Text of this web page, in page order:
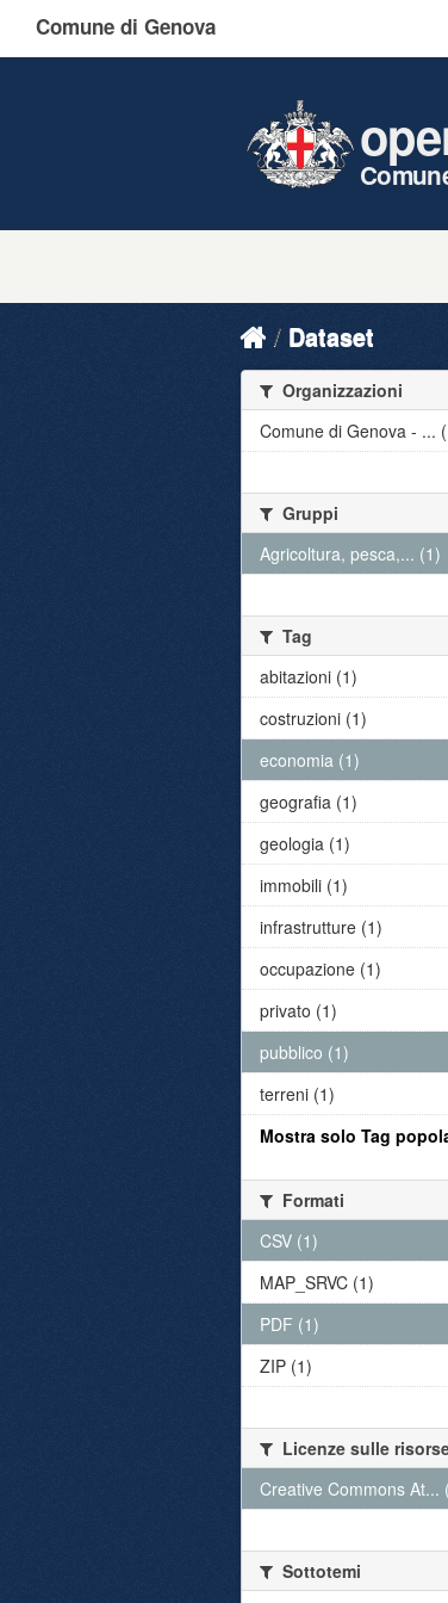
Comune di Genova
Dataset
Organizzazioni
Comune di Genova - ...
Gruppi
Agricoltura, pesca,... (1)
Tag
abitazioni (1)
costruzioni (1)
economia (1)
geografia (1)
geologia (1)
immobili (1)
infrastrutture (1)
occupazione (1)
privato (1)
pubblico (1)
terreni (1)
Mostra solo Tag
Formati
CSV (1)
MAP_SRVC (1)
PDF (1)
ZIP (1)
Licenze sulle
Creative Commons At...
Sottotemi